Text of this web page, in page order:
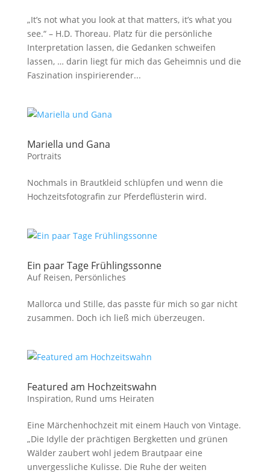
„It’s not what you look at that matters, it’s what you
see.“ – H.D. Thoreau. Platz für die persönliche
Interpretation lassen, die Gedanken schweifen
lassen, … darin liegt für mich das Geheimnis und die
Faszination inspirierender...
Mariella und Gana
Portraits
Nochmals in Brautkleid schlüpfen und wenn die
Hochzeitsfotografin zur Pferdeflüsterin wird.
Ein paar Tage Frühlingssonne
Auf Reisen, Persönliches
Mallorca und Stille, das passte für mich so gar nicht
zusammen. Doch ich ließ mich überzeugen.
Featured am Hochzeitswahn
Inspiration, Rund ums Heiraten
Eine Märchenhochzeit mit einem Hauch von Vintage.
„Die Idylle der prächtigen Bergketten und grünen
Wälder zaubert wohl jedem Brautpaar eine
unvergessliche Kulisse. Die Ruhe der weiten